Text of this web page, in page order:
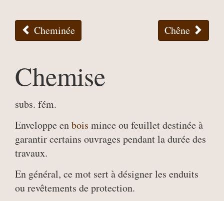
Cheminée Chêne
Chemise
subs. fém.
Enveloppe enbois mince ou feuillet destinée à
garantir certains ouvrages pendant la durée des
travaux.
En général, ce mot sert à désigner les enduits
ou revêtements de protection.